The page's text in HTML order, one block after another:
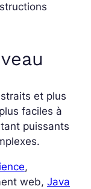
et plus
faciles à
puissants
,
web, Java